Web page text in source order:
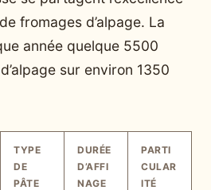
fromages d’alpage. La
année quelque 5500
sur environ 1350
TYPE
DE
PÂTE
DURÉE
D’AFFI
NAGE
PARTI
CULAR
ITÉ